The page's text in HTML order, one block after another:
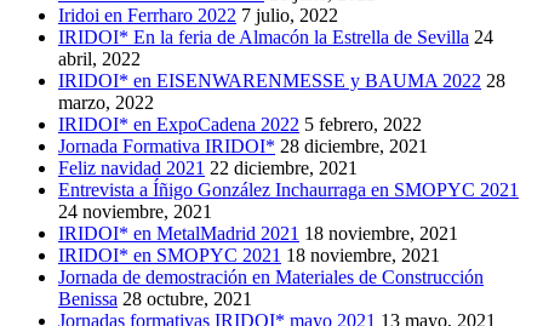
Iridoi en Ferrharo 2022 7 julio, 2022
IRIDOI* En la feria de Almacón la Estrella de Sevilla 24
abril, 2022
IRIDOI* en EISENWARENMESSE y BAUMA 2022 28
marzo, 2022
IRIDOI* en ExpoCadena 2022 5 febrero, 2022
Jornada Formativa IRIDOI* 28 diciembre, 2021
Feliz navidad 2021 22 diciembre, 2021
Entrevista a Íñigo González Inchaurraga en SMOPYC 2021
24 noviembre, 2021
IRIDOI* en MetalMadrid 2021 18 noviembre, 2021
IRIDOI* en SMOPYC 2021 18 noviembre, 2021
Jornada de demostración en Materiales de Construcción
Benissa 28 octubre, 2021
Jornadas formativas IRIDOI* mayo 2021 13 mayo, 2021